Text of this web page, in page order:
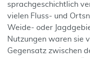
sprachgeschichtlich
vielen Fluss- und
Weide- oder
Nutzungen waren sie
Gegensatz zwischen